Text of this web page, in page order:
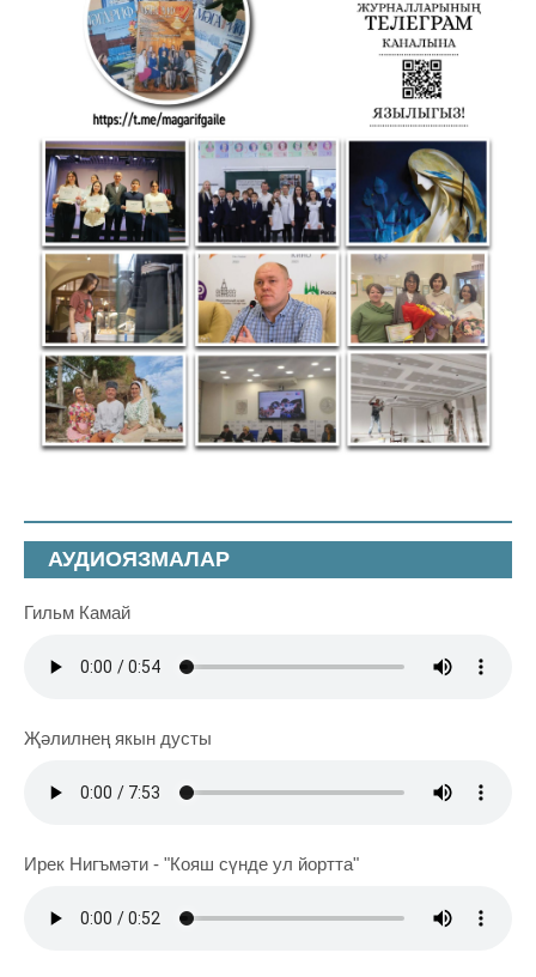
АУДИОЯЗМАЛАР
Гильм Камай
Җәлилнең якын дусты
Ирек Нигъмәти - "Кояш сүнде ул йортта"